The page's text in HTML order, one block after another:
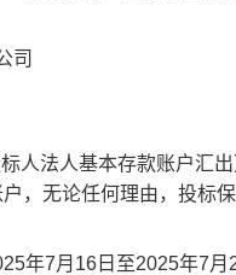
司
人法人基本存款账户汇
，无论任何理由，投标
年7月 16 日 至2025年7月